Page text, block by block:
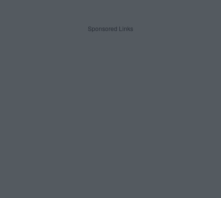
Sponsored Links